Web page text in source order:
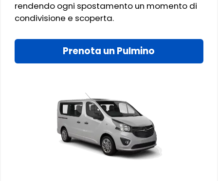
rendendo ogni spostamento un momento di
condivisione e scoperta.
Prenota un Pulmino